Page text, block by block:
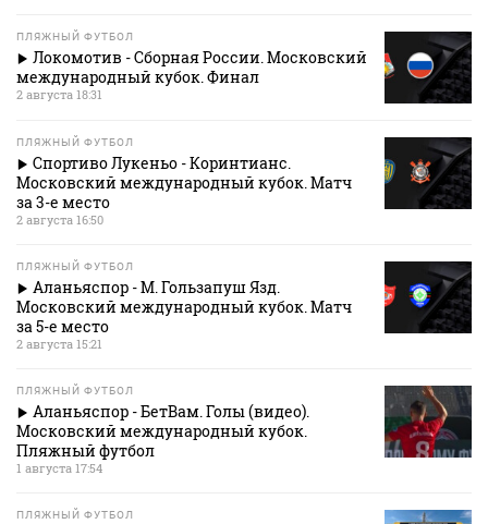
ПЛЯЖНЫЙ ФУТБОЛ
Локомотив - Сборная России. Московский
международный кубок. Финал
2 августа 18:31
ПЛЯЖНЫЙ ФУТБОЛ
Спортиво Лукеньо - Коринтианс.
Московский международный кубок. Матч
за 3-е место
2 августа 16:50
ПЛЯЖНЫЙ ФУТБОЛ
Аланьяспор - М. Гользапуш Язд.
Московский международный кубок. Матч
за 5-е место
2 августа 15:21
ПЛЯЖНЫЙ ФУТБОЛ
Аланьяспор - БетВам. Голы (видео).
Московский международный кубок.
Пляжный футбол
1 августа 17:54
ПЛЯЖНЫЙ ФУТБОЛ